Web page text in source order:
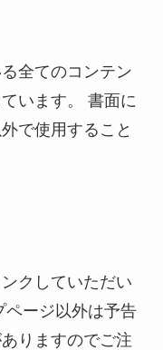
全てのコンテン
います。 書面に
で使用すること
クしていただい
ページ以外は予告
りますのでご注